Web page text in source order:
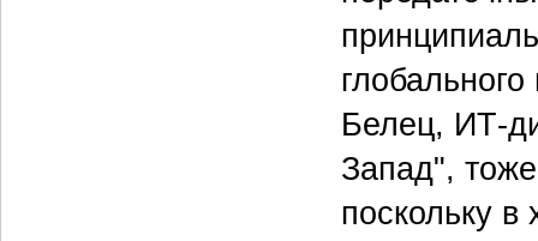
Белец, ИТ-
Запад",
поскольку